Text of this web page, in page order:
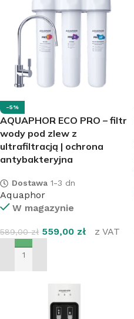
-5%
AQUAPHOR ECO PRO – filtr
wody pod zlew z
ultrafiltracją | ochrona
antybakteryjna
Dostawa 1-3 dn
Aquaphor
W magazynie
589,00zł 559,00 zł z VAT
DODAJ DO KOSZYKA